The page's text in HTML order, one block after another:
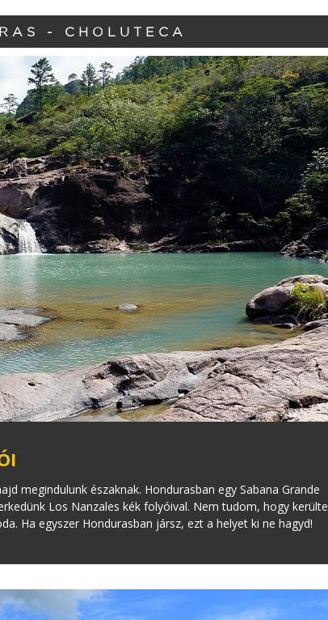
- CHOLUTECA
megindulunk északnak. Hondurasban egy Sabana Grande
Los Nanzales kék folyóival. Nem tudom, hogy kerülte
Ha egyszer Hondurasban jársz, ezt a helyet ki ne hagyd!